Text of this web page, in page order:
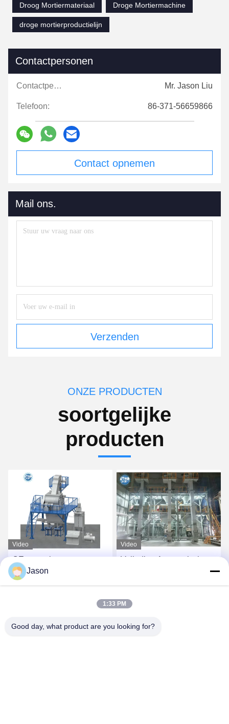
Droog Mortiermateriaal
Droge Mortiermachine
droge mortierproductielijn
Contactpersonen
Contactpersonen: Mr. Jason Liu
Telefoon: 86-371-56659866
Contact opnemen
Mail ons.
Verzenden
ONZE PRODUCTEN
soortgelijke
producten
Video
CE-spanning aangepaste
droge mengsel poeder
mortel mengmachine
mixer keramische tegels
Video
Volledige Automatische
voor Tegelkleefstof en
Jason
1:33 PM
Good day, what product are you looking for?